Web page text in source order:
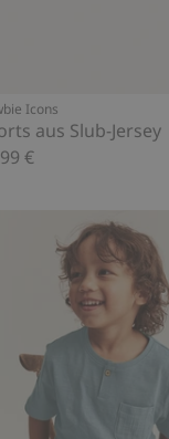
Icons
aus Slub-Jersey
€
Oberteil aus